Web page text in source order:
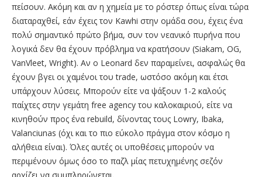
πείσουν. Ακόμη και αν η χημεία με το ρόστερ όπως είναι τώρα
διαταραχθεί, εάν έχεις τον Kawhi στην ομάδα σου, έχεις ένα
πολύ σημαντικό πρώτο βήμα, συν τον νεανικό πυρήνα που
λογικά δεν θα έχουν πρόβλημα να κρατήσουν (Siakam, OG,
VanVleet, Wright). Αν ο Leonard δεν παραμείνει, ασφαλώς θα
έχουν βγει οι χαμένοι του trade, ωστόσο ακόμη και έτσι
υπάρχουν λύσεις. Μπορούν είτε να ψάξουν 1-2 καλούς
παίχτες στην γεμάτη free agency του καλοκαιριού, είτε να
κινηθούν προς ένα rebuild, δίνοντας τους Lowry, Ibaka,
Valanciunas (όχι και το πιο εύκολο πράγμα στον κόσμο η
αλήθεια είναι). Όλες αυτές οι υποθέσεις μπορούν να
περιμένουν όμως όσο το παζλ μίας πετυχημένης σεζόν
αρχίζει να συμπληρώνεται.